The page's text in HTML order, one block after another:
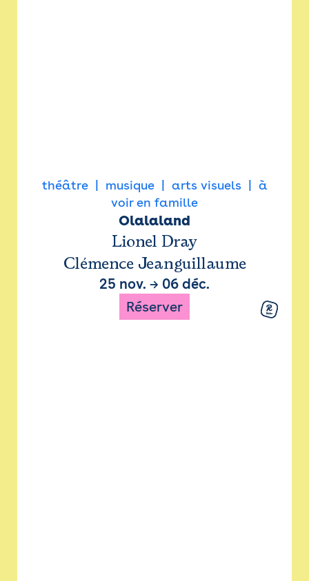
théâtre musique arts visuels
à
voir en famille
Olalaland
Lionel Dray
Clémence Jeanguillaume
25 nov. → 06 déc.
Réserver